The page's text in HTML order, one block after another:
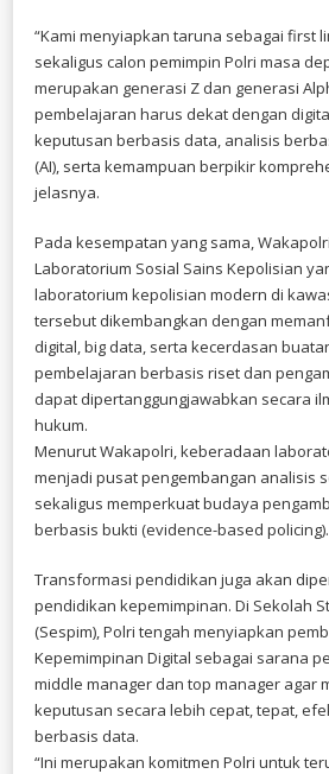
“Kami menyiapkan taruna sebagai first
sekaligus calon pemimpin Polri masa
merupakan generasi Z dan generasi
pembelajaran harus dekat dengan
keputusan berbasis data, analisis
(AI), serta kemampuan berpikir
jelasnya.
Pada kesempatan yang sama,
Laboratorium Sosial Sains Kepolisian
laboratorium kepolisian modern di
tersebut dikembangkan dengan
digital, big data, serta kecerdasan
pembelajaran berbasis riset dan
dapat dipertanggungjawabkan secara
hukum.
Menurut Wakapolri, keberadaan
menjadi pusat pengembangan analisis
sekaligus memperkuat budaya
berbasis bukti (evidence-based policing).
Transformasi pendidikan juga akan
pendidikan kepemimpinan. Di Sekolah
(Sespim), Polri tengah menyiapkan
Kepemimpinan Digital sebagai sarana
middle manager dan top manager agar
keputusan secara lebih cepat, tepat,
berbasis data.
“Ini merupakan komitmen Polri untuk